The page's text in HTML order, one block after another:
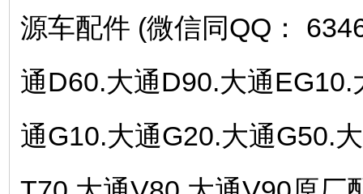
源车配件 (微信同QQ：
通D60.大通D90.大通
通G10.大通G20.大通G50.